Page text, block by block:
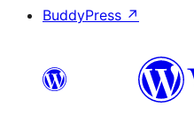
BuddyPress ↗